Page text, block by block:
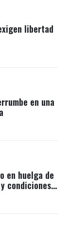
libertad
en una
en huelga de
condiciones